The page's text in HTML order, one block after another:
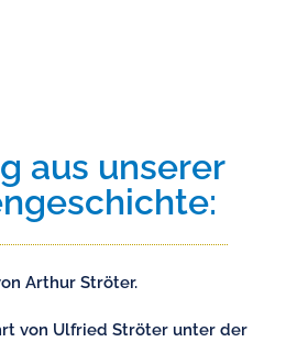
aus unserer
Arthur Ströter.
von Ulfried Ströter unter der